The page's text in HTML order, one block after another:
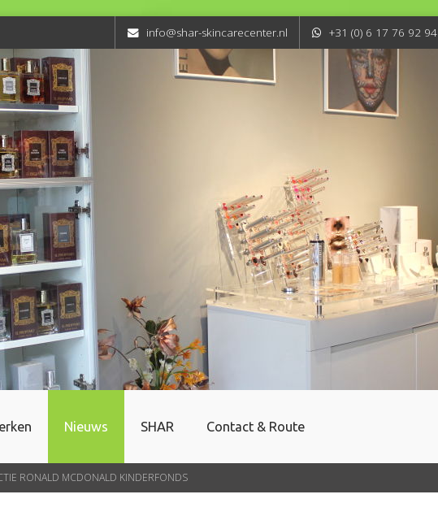
info@shar-skincarecenter.nl +31 (0) 6 17 76 92 94
Nieuws SHAR Contact & Route
RONALD MCDONALD KINDERFONDS